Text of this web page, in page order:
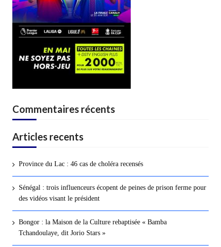
Commentaires récents
Articles recents
Province du Lac : 46 cas de choléra recensés
Sénégal : trois influenceurs écopent de peines de prison ferme pour
des vidéos visant le président
Bongor : la Maison de la Culture rebaptisée « Bamba
Tchandoulaye, dit Jorio Stars »